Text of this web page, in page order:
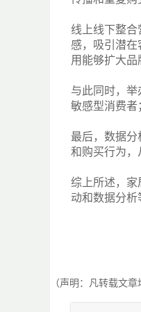
线上线下整
感，吸引潜
用能够扩大品
与此同时，
敏感型消费者
最后，数据分
和购买行为，
综上所述，家
动和数据分析
（声明：凡转载文